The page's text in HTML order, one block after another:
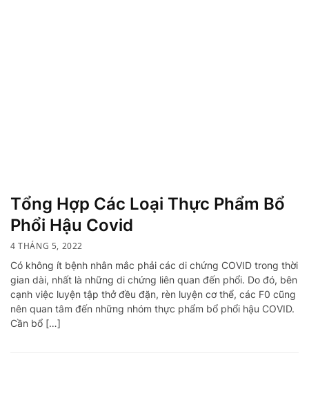
Tổng Hợp Các Loại Thực Phẩm Bổ
Phổi Hậu Covid
4 THÁNG 5, 2022
Có không ít bệnh nhân mắc phải các di chứng COVID trong thời
gian dài, nhất là những di chứng liên quan đến phổi. Do đó, bên
cạnh việc luyện tập thở đều đặn, rèn luyện cơ thể, các F0 cũng
nên quan tâm đến những nhóm thực phẩm bổ phổi hậu COVID.
Cần bổ […]